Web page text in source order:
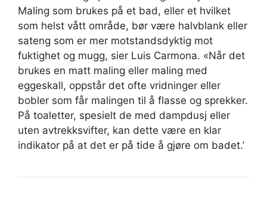
Maling som brukes på et bad, eller et hvilket
som helst vått område, bør være halvblank eller
sateng som er mer motstandsdyktig mot
fuktighet og mugg, sier Luis Carmona. «Når det
brukes en matt maling eller maling med
eggeskall, oppstår det ofte vridninger eller
bobler som får malingen til å flasse og sprekker.
På toaletter, spesielt de med dampdusj eller
uten avtrekksvifter, kan dette være en klar
indikator på at det er på tide å gjøre om badet.’